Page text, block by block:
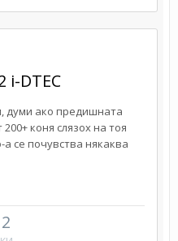
2
i-DTEC
думи ако предишната
коня слязох на тоя
се почувства някаква